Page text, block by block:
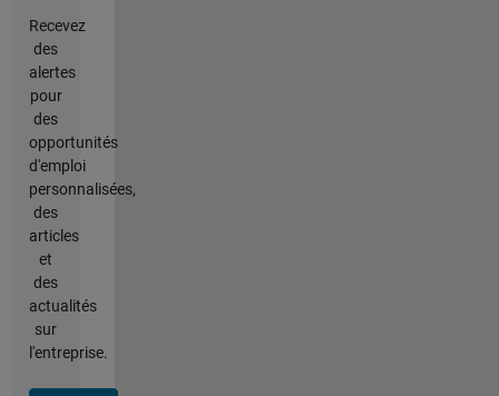
Recevez
des
alertes
pour
des
opportunités
d'emploi
personnalisées,
des
articles
et
des
actualités
sur
l'entreprise.